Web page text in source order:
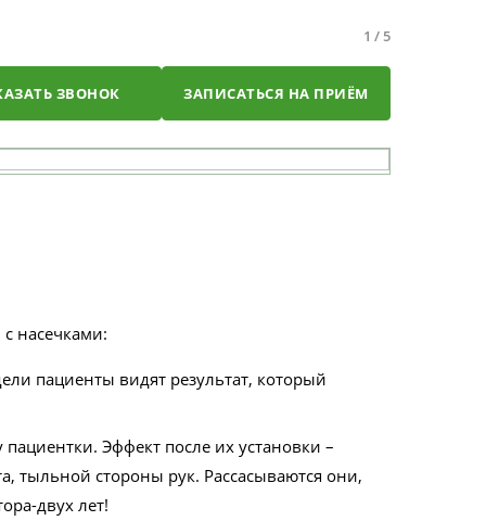
1 / 5
ЗВОНОК ЗАПИСАТЬСЯ НА ПРИЁМ
насечками:
пациенты видят результат, который
Эффект после их установки –
тыльной стороны рук. Рассасываются они,
двух лет!